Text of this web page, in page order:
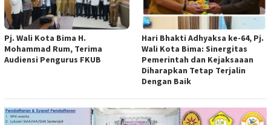
Pj. Wali Kota Bima H.
Mohammad Rum, Terima
Audiensi Pengurus FKUB
Hari Bhakti Adhyaksa ke-64, Pj.
Wali Kota Bima: Sinergitas
Pemerintah dan Kejaksaaan
Diharapkan Tetap Terjalin
Dengan Baik